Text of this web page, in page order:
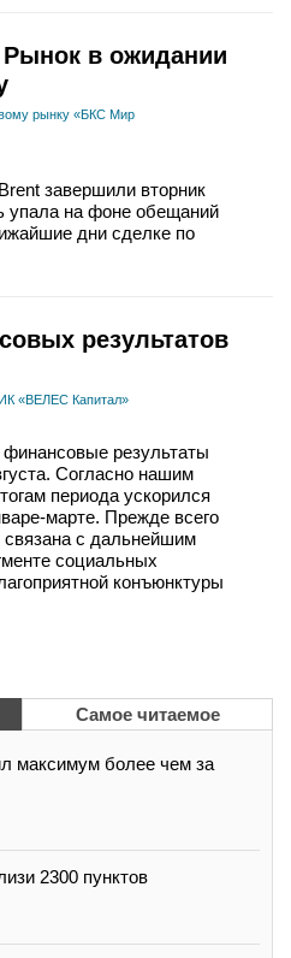
Рынок в ожидании
рынку «БКС Мир
завершили вторник
упала на фоне обещаний
дни сделке по
результатов
«ВЕЛЕС Капитал»
финансовые результаты
Согласно нашим
периода ускорился
марте. Прежде всего
связана с дальнейшим
социальных
конъюнктуры
Самое читаемое
максимум более чем за
2300 пунктов